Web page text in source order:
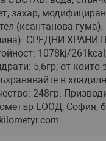
захар,
(ксантанова гума),
СРЕДНИ
1078kj/
5,6гр; от които
в
248гр.
ЕООД, София,